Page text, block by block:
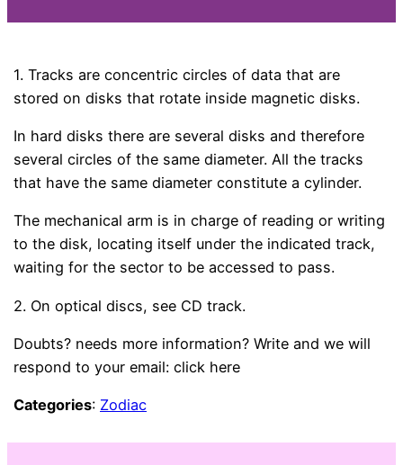
1. Tracks are concentric circles of data that are
stored on disks that rotate inside magnetic disks.
In hard disks there are several disks and therefore
several circles of the same diameter. All the tracks
that have the same diameter constitute a cylinder.
The mechanical arm is in charge of reading or writing
to the disk, locating itself under the indicated track,
waiting for the sector to be accessed to pass.
2. On optical discs, see CD track.
Doubts? needs more information? Write and we will
respond to your email: click here
Categories: Zodiac